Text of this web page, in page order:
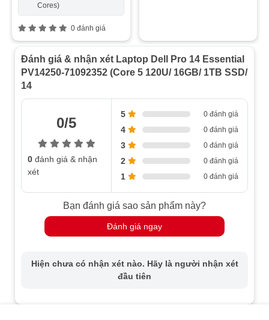
Cores)
0 đánh giá
Đánh giá & nhận xét Laptop Dell Pro 14 Essential
PV14250-71092352 (Core 5 120U/ 16GB/ 1TB SSD/
14
0/5
0 đánh giá & nhận
xét
5 0 đánh giá
4 0 đánh giá
3 0 đánh giá
2 0 đánh giá
1 0 đánh giá
Bạn đánh giá sao sản phẩm này?
Đánh giá ngay
Hiện chưa có nhận xét nào. Hãy là người nhận xét
đầu tiên